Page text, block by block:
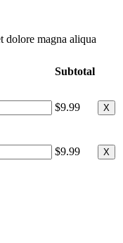
dolore magna aliqua
Subtotal
$9.99 X
$9.99 X